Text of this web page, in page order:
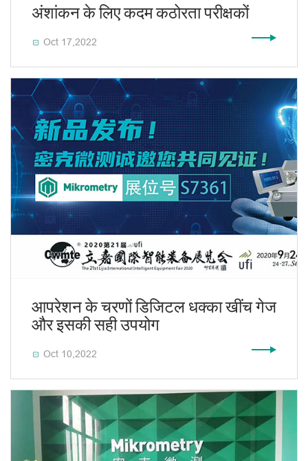
अंशांकन के लिए कदम कठोरता परीक्षकों
 Oct 17,2022
आपरेशन के चरणों डिजिटल धक्का खींच गेज
और इसकी सही उपयोग
 Oct 10,2022